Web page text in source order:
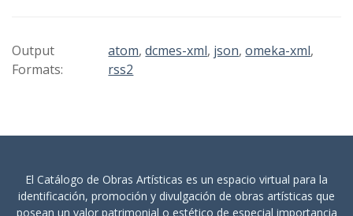
Output
Formats:
atom,dcmes-xml, json,omeka-xml,
rss2
El Catálogo de Obras Artísticas es un espacio virtual para la
identificación, promoción y divulgación de obras artísticas que
posean un valor patrimonial o estético de especial importancia